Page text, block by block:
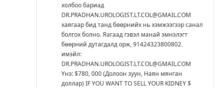
холбоо бариад
DR.PRADHAN.UROLOGIST.LT.COL@GMAIL.COM
хаягаар бид танд бөөрнийх нь хэмжээгээр санал
болгох болно. Яагаад гэвэл манай эмнэлэгт
бөөрний дутагдалд орж, 91424323800802.
имэйл:
DR.PRADHAN.UROLOGIST.LT.COL@GMAIL.COM
Yнэ: $780, 000 (Долоон зуун, Наян мянган
доллар) IF YOU WANT TO SELL YOUR KIDNEY $